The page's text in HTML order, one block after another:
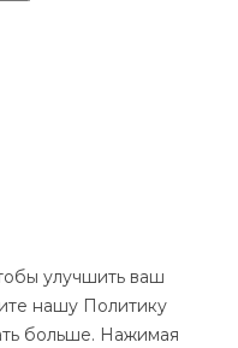
улучшить ваш
нашу Политику
больше. Нажимая